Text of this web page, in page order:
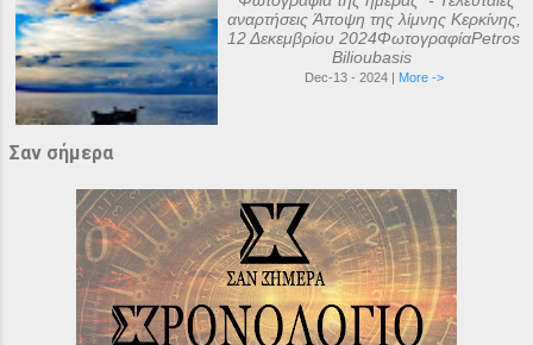
αναρτήσεις Άποψη της λίμνης Κερκίνης,
12 Δεκεμβρίου 2024ΦωτογραφίαPetros
Bilioubasis
Dec-13 - 2024 | More ->
Σαν σήμερα